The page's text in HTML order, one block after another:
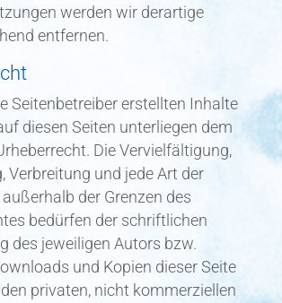
werden wir derartige
entfernen.
Seitenbetreiber erstellten Inhalte
diesen Seiten unterliegen dem
Die Vervielfältigung,
Verbreitung und jede Art der
der Grenzen des
bedürfen der schriftlichen
des jeweiligen Autors bzw.
und Kopien dieser Seite
privaten, nicht kommerziellen